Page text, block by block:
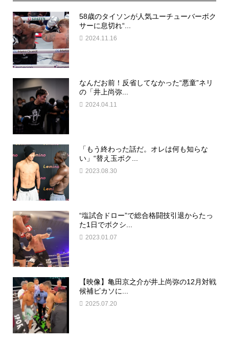
58歳のタイソンが人気ユーチューバーボク
サーに息切れ“...
2024.11.16
なんだお前！反省してなかった“悪童”ネリ
の「井上尚弥...
2024.04.11
「もう終わった話だ。オレは何も知らな
い」“替え玉ボク...
2023.08.30
“塩試合ドロー”で総合格闘技引退からたっ
た1日でボクシ...
2023.01.07
【映像】亀田京之介が井上尚弥の12月対戦
候補ピカソに...
2025.07.20